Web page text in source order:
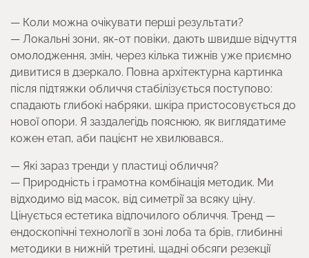
— Коли можна очікувати перші результати?
— Локальні зони, як-от повіки, дають швидше відчуття
омолодження, змін, через кілька тижнів уже приємно
дивитися в дзеркало. Повна архітектурна картинка
після підтяжки обличчя стабілізується поступово:
спадають глибокі набряки, шкіра пристосовується до
нової опори. Я заздалегідь пояснюю, як виглядатиме
кожен етап, аби пацієнт не хвилювався..
— Які зараз тренди у пластиці обличчя?
— Природність і грамотна комбінація методик. Ми
відходимо від масок, від симетрії за всяку ціну.
Цінується естетика відпочилого обличчя. Тренд —
ендоскопічні технології в зоні лоба та брів, глибинні
методики в нижній третині, щадні обсяги резекції